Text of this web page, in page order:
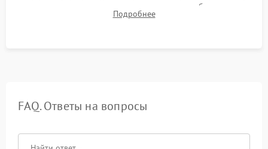
для контроля температурного режима и стабильности
системы под пиковой нагрузкой.
Подробнее
FAQ. Ответы на вопросы